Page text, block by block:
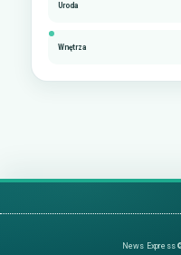
Uroda
Wnętrza
News Express